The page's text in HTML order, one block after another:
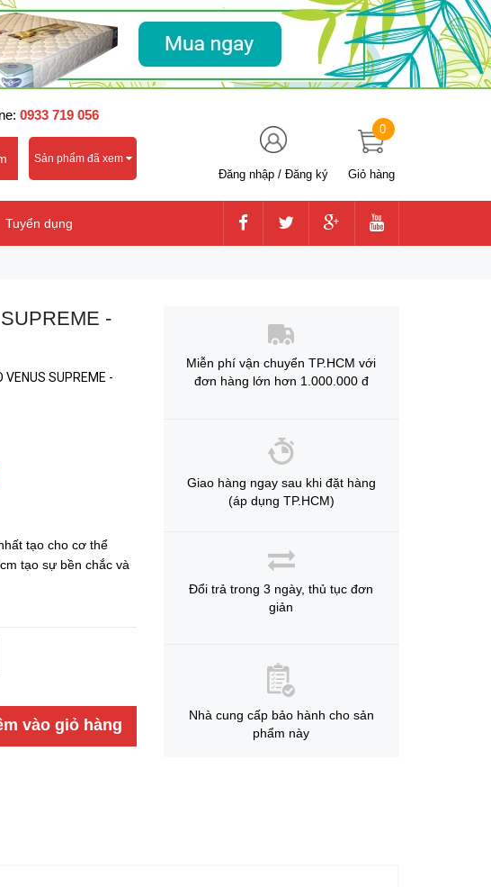
0933 719 056
Sản phẩm đã xem
Đăng nhập / Đăng ký Giỏ hàng
0
Tuyển dụng
-
VENUS SUPREME -
tạo cho cơ thể
tạo sự bền chắc và
vào giỏ hàng
Miễn phí vận chuyển TP.HCM với
đơn hàng lớn hơn 1.000.000 đ
Giao hàng ngay sau khi đặt hàng
(áp dụng TP.HCM)
Đổi trả trong 3 ngày, thủ tục đơn
giản
Nhà cung cấp bảo hành cho sản
phẩm này